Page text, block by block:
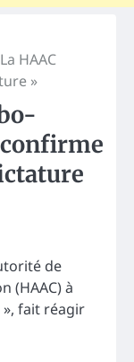
HAAC
»
confirme
de
(HAAC) à
», fait réagir